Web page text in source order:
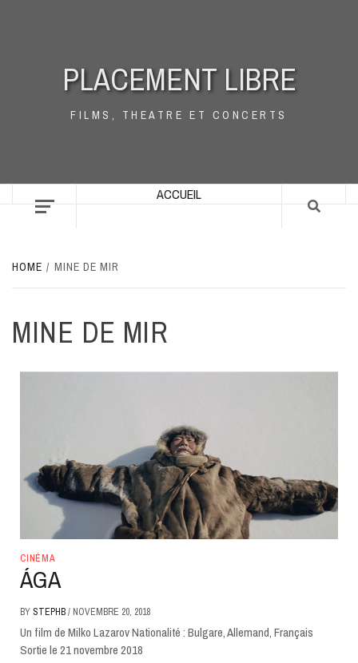
PLACEMENT LIBRE
FILMS, THEATRE ET CONCERTS
ACCUEIL
HOME MINE DE MIR
MINE DE MIR
CINÉMA
ÁGA
BY STEPHB/ NOVEMBRE 20, 2018
Un film de Milko Lazarov Nationalité : Bulgare, Allemand, Français
Sortie le 21 novembre 2018